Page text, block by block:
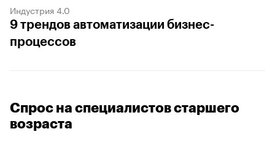
Индустрия 4.0
9 трендов автоматизации бизнес-
процессов
Спрос на специалистов старшего
возраста